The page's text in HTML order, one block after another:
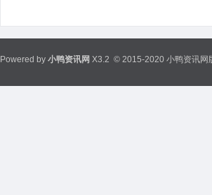
Powered by 小鸭资讯网 X3.2 © 2015-2020 小鸭资讯网